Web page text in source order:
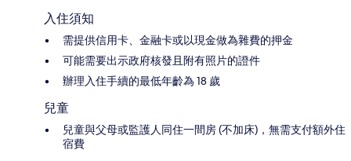
入住須知
需提供信用卡、金融卡或以現金做為雜費的押金
可能需要出示政府核發且附有照片的證件
辦理入住手續的最低年齡為 18 歲
兒童
兒童與父母或監護人同住一間房 (不加床)，無需支付額外住
宿費